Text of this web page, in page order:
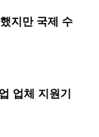
지만 국제 수
업체 지원기